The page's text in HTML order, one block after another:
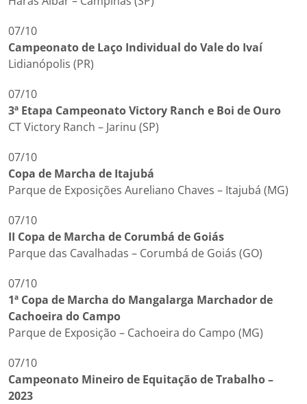
07/10
Campeonato de Laço Individual do Vale do Ivaí
Lidianópolis (PR)
07/10
3ª Etapa Campeonato Victory Ranch e Boi de Ouro
CT Victory Ranch – Jarinu (SP)
07/10
Copa de Marcha de Itajubá
Parque de Exposições Aureliano Chaves – Itajubá (MG)
07/10
II Copa de Marcha de Corumbá de Goiás
Parque das Cavalhadas – Corumbá de Goiás (GO)
07/10
1ª Copa de Marcha do Mangalarga Marchador de
Cachoeira do Campo
Parque de Exposição – Cachoeira do Campo (MG)
07/10
Campeonato Mineiro de Equitação de Trabalho –
2023